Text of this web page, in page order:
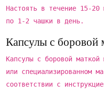
Настоять в течение 15-20
по 1-2 чашки в день.
Капсулы с боровой
Капсулы с боровой
или специализированном
соответствии с